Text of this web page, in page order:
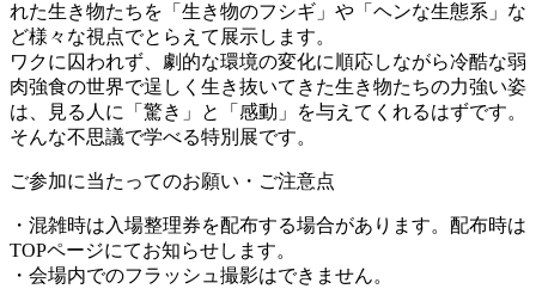
れた生き物たちを「生き物のフシギ」や「ヘンな生態系」な
ど様々な視点でとらえて展示します。
ワクに囚われず、劇的な環境の変化に順応しながら冷酷な弱
肉強食の世界で逞しく生き抜いてきた生き物たちの力強い姿
は、見る人に「驚き」と「感動」を与えてくれるはずです。
そんな不思議で学べる特別展です。
ご参加に当たってのお願い・ご注意点
・混雑時は入場整理券を配布する場合があります。配布時は
TOPページにてお知らせします。
・会場内でのフラッシュ撮影はできません。